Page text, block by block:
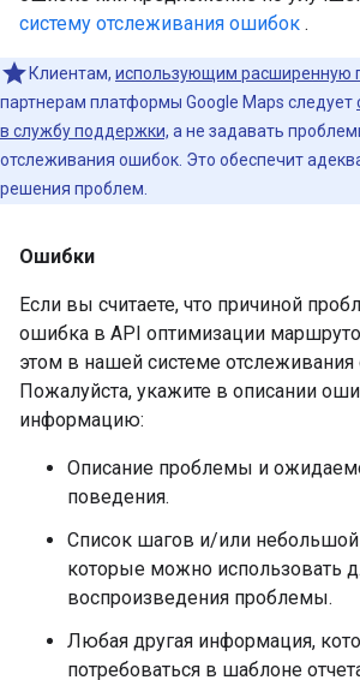
систему отслеживания ошибок .
Клиентам, использующим расширенную
партнерам платформы Google Maps следует
в службу поддержки, а не задавать
отслеживания ошибок. Это обеспечит
решения проблем.
Ошибки
Если вы считаете, что причиной
ошибка в API оптимизации
этом в нашей системе
Пожалуйста, укажите в описании
информацию:
Описание проблемы и
поведения.
Список шагов и/или
которые можно использовать
воспроизведения проблемы.
Любая другая информация,
потребоваться в шаблоне